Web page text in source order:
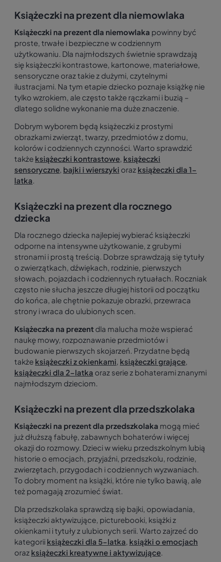
Książeczki na prezent dla niemowlaka
Książeczki na prezent dla niemowlaka powinny być
proste, trwałe i bezpieczne w codziennym
użytkowaniu. Dla najmłodszych świetnie sprawdzają
się książeczki kontrastowe, kartonowe, materiałowe,
sensoryczne oraz takie z dużymi, czytelnymi
ilustracjami. Na tym etapie dziecko poznaje książkę nie
tylko wzrokiem, ale często także rączkami i buzią –
dlatego solidne wykonanie ma duże znaczenie.
Dobrym wyborem będą książeczki z prostymi
obrazkami zwierząt, twarzy, przedmiotów z domu,
kolorów i codziennych czynności. Warto sprawdzić
także książeczki kontrastowe, książeczki
sensoryczne, bajki i wierszyki oraz książeczki dla 1-
latka.
Książeczki na prezent dla rocznego
dziecka
Dla rocznego dziecka najlepiej wybierać książeczki
odporne na intensywne użytkowanie, z grubymi
stronami i prostą treścią. Dobrze sprawdzają się tytuły
o zwierzątkach, dźwiękach, rodzinie, pierwszych
słowach, pojazdach i codziennych rytuałach. Roczniak
często nie słucha jeszcze długiej historii od początku
do końca, ale chętnie pokazuje obrazki, przewraca
strony i wraca do ulubionych scen.
Książeczka na prezent dla malucha może wspierać
naukę mowy, rozpoznawanie przedmiotów i
budowanie pierwszych skojarzeń. Przydatne będą
także książeczki z okienkami, książeczki grające,
książeczki dla 2-latka oraz serie z bohaterami znanymi
najmłodszym dzieciom.
Książeczki na prezent dla przedszkolaka
Książeczki na prezent dla przedszkolaka mogą mieć
już dłuższą fabułę, zabawnych bohaterów i więcej
okazji do rozmowy. Dzieci w wieku przedszkolnym lubią
historie o emocjach, przyjaźni, przedszkolu, rodzinie,
zwierzętach, przygodach i codziennych wyzwaniach.
To dobry moment na książki, które nie tylko bawią, ale
też pomagają zrozumieć świat.
Dla przedszkolaka sprawdzą się bajki, opowiadania,
książeczki aktywizujące, picturebooki, książki z
okienkami i tytuły z ulubionych serii. Warto zajrzeć do
kategorii książeczki dla 5-latka, książki o emocjach
oraz książeczki kreatywne i aktywizujące.